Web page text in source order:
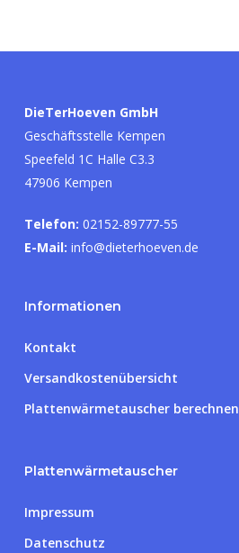
DieTerHoeven GmbH
Geschäftsstelle Kempen
Speefeld 1C Halle C3.3
47906 Kempen
Telefon: 02152-89777-55
E-Mail: info@dieterhoeven.de
Informationen
Kontakt
Versandkostenübersicht
Plattenwärmetauscher berechnen
Plattenwärmetauscher
Impressum
Datenschutz